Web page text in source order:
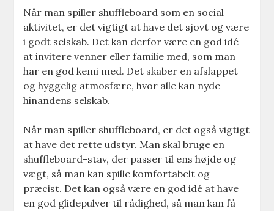
Når man spiller shuffleboard som en social
aktivitet, er det vigtigt at have det sjovt og være
i godt selskab. Det kan derfor være en god idé
at invitere venner eller familie med, som man
har en god kemi med. Det skaber en afslappet
og hyggelig atmosfære, hvor alle kan nyde
hinandens selskab.
Når man spiller shuffleboard, er det også vigtigt
at have det rette udstyr. Man skal bruge en
shuffleboard-stav, der passer til ens højde og
vægt, så man kan spille komfortabelt og
præcist. Det kan også være en god idé at have
en god glidepulver til rådighed, så man kan få